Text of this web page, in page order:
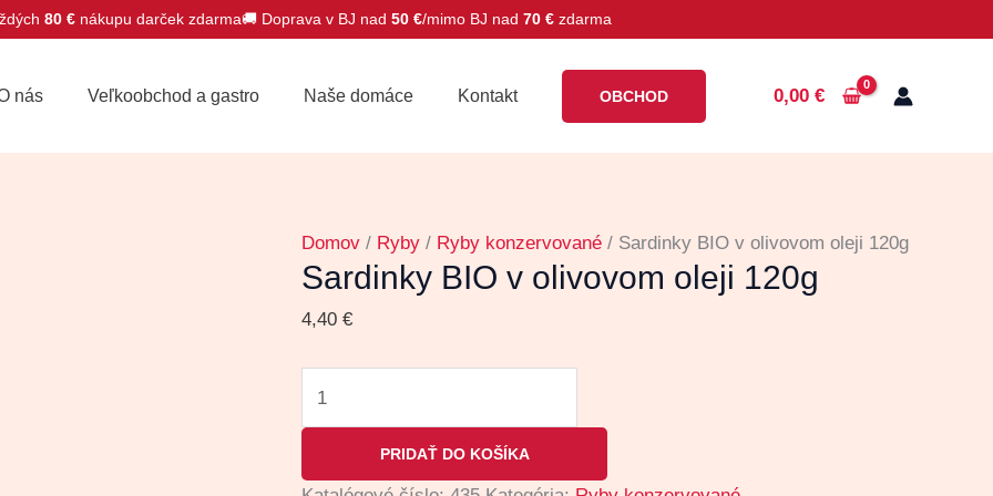
80 € nákupu darček zdarma🚚 Doprava v BJ nad 50 €/mimo BJ nad 70 € zdarma
nás Veľkoobchod a gastro Naše domáce Kontakt OBCHOD 0,00 €
Domov / Ryby / Ryby konzervované / Sardinky BIO v olivovom oleji 120g
Sardinky BIO v olivovom oleji 120g
4,40 €
Sardinky
120g
PRIDAŤ DO KOŠÍKA